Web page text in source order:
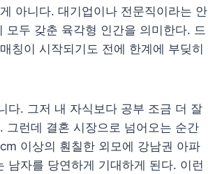
아니다. 대기업이나 전문직이라는 안
두 갖춘 육각형 인간을 의미한다. 드
칭이 시작되기도 전에 한계에 부딪히
다. 그저 내 자식보다 공부 조금 더 잘
그런데 결혼 시장으로 넘어오는 순간
이상의 훤칠한 외모에 강남권 아파
남자를 당연하게 기대하게 된다. 이런